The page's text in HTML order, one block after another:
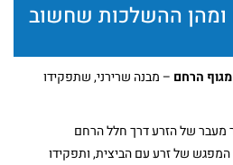
ההשלכות שחשוב
מגוף הרחם – מבנה שרירני, שתפקידו
של הזרע דרך חלל הרחם
של זרע עם הביצית, ותפקידו